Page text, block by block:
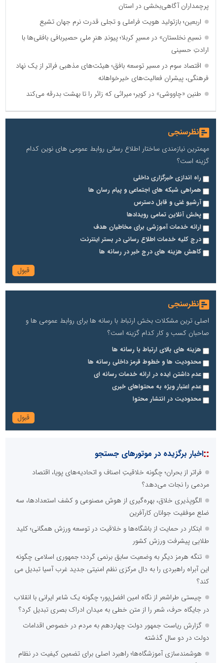
پرچمداران آگاهی‌بخشی در استان
اربعین؛ بازتولید هویت فراملی و تجلی قدرت نرم جهان تشیع
نسیمِ نخلستان» در مسیرِ کربلا؛ پیوندِ هنرِ ملیِ حصیربافی بافقی‌ها با
ارادتِ حسینی
اقتصاد سوم در مسیر توسعه بافق؛ هیئت‌های مذهبی فراتر از یک نهاد
فرهنگی، پیشران فعالیت‌های خیرخواهانه
طنین «چاووشی» در کویر؛ میراثی که زائر را تا بهشت بدرقه می‌کند
نظرسنجی
مهمترین نیازمندی ساختار اطلاع رسانی روابط عمومی های نوین کدام
گزینه است؟
راه اندازی خبرگزاری داخلی
همراهی شبکه های اجتماعی و پیام رسان ها
آرشیو غنی و قابل دسترس
پخش آنلاین تمامی رویدادها
ارائه خدمات آموزشی برای مخاطیان هدف
درج کلیه خدمات اطلاع رسانی در بستر اینترنت
کاهش هزینه های درج خبر در رسانه ها
نظرسنجی
اصلی ترین مشکلات بخش ارتباط با رسانه ها برای روابط عمومی ها و
صاحبان کسب و کار کدام گزینه است؟
هزینه های بالای ارتباط با رسانه ها
محدودیت ها و خطوط قرمز داخلی رسانه ها
عدم داشتن ایده در ارائه خدمات رسانه ای
عدم اعتبار ویژه به محتواهای خبری
محدودیت در انتشار محتوا
::اخبار برگزیده در موتورهای جستجو
فراتر از بحران؛ چگونه خلاقیتِ اصناف و اتحادیه‌های پویا، اقتصاد
مردمی را نجات می‌دهد؟
الگوپذیری خلاق، بهره‌گیری از هوش مصنوعی و کشف استعدادها، سه
ضلع موفقیت جوانان کارآفرین
ابتکار در حمایت از باشگاه‌ها و خلاقیت در توسعه ورزش همگانی؛ کلید
طلایی پیشرفت ورزش کشور
تنگه هرمز دیگر به وضعیت سابق برنمی گردد؛ جمهوری اسلامی چگونه
این آبراه راهبردی را به دال مرکزی نظم امنیتی جدید غرب آسیا تبدیل می
کند؟
چیستی طراشعر از نگاه امین افضل‌پور؛ چگونه یک شاعر ایرانی با انقلاب
در جایگاه حرف، شعر را از متن خطی به میدان ادراک بصری تبدیل کرد؟
گزارش ریاست جمهور دولت چهاردهم به مردم در خصوص اقدامات
دولت در دو سال گذشته
هوشمندسازی آموزشگاه‌ها؛ راهبرد اصلی برای تضمین کیفیت در نظام